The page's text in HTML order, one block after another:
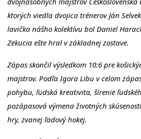
ktorých viedla dvojica trénerov Ján
lavička nášho kolektívu bol Daniel
Zekucia ešte hral v základnej zostave.
Zápas skončil výsledkom 10:6 pre
majstrov. Podľa Igora Libu v celom
pohybu, ľudská kreativita, šírenie
pozápasová výmena životných
hry, zvanej ľadový hokej.